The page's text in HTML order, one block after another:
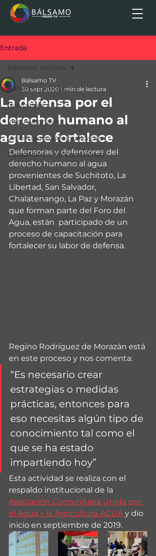
Entrada
Bálsamo noticias
Nacionales
Internacionales
Visibilizando Desigualdades
Cuidándonos en Comunidad
Bálsamo noticias
La defensa por el
derecho humano al
agua se fortalece
Bálsamo TV
30 sept 2020 1 min de lectura
Defensoras y defensores del
derecho humano al agua
provenientes de Suchitoto, La
Libertad, San Salvador,
Chalatenango, La Paz y Morazán
que forman parte del Foro del
Agua, están  participado de un
proceso de capacitación para
fortalecer su labor de defensa.
Regino Rodríguez de Morazán está
en este proceso y nos comenta:
“Es necesario crear
estrategias o medidas
prácticas, entonces para
eso necesitas algún tipo de
conocimiento tal como el
que se ha estado
impartiendo hoy”
Esta actividad se realiza con el
respaldo institucional de la
Asociación Comunitaria Unida por
el Agua y la Agricultura ACUA y dio
inicio en septiembre de 2019.